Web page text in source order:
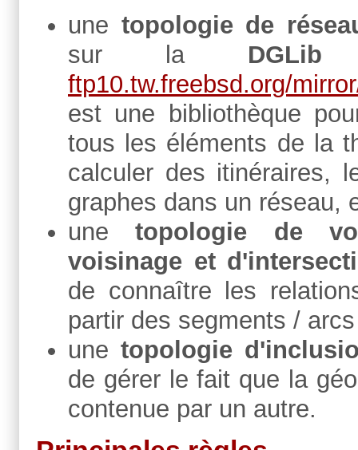
une topologie de
sur la DGLib
ftp10.tw.freebsd.org/
est une bibliothèque
tous les éléments de la
calculer des itinéraires,
graphes dans un réseau,
une topologie de
voisinage et
de connaître les
partir des segments /
une topologie
de gérer le fait que la
contenue par un autre.